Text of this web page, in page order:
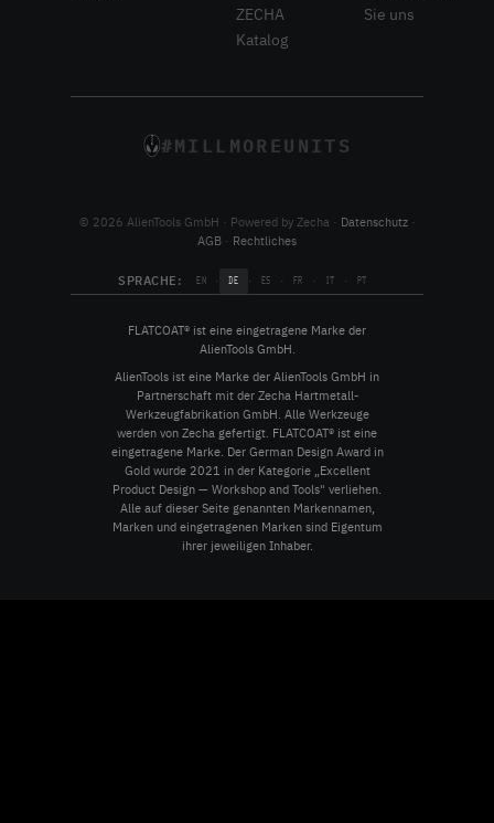
ZECHA
Katalog
Sie uns
#MILLMOREUNITS
© 2026 AlienTools GmbH · Powered by Zecha · Datenschutz·
AGB · Rechtliches
SPRACHE: EN · DE · ES · FR · IT · PT
FLATCOAT® ist eine eingetragene Marke der
AlienTools GmbH.
AlienTools ist eine Marke der AlienTools GmbH in
Partnerschaft mit der Zecha Hartmetall-
Werkzeugfabrikation GmbH. Alle Werkzeuge
werden von Zecha gefertigt. FLATCOAT® ist eine
eingetragene Marke. Der German Design Award in
Gold wurde 2021 in der Kategorie „Excellent
Product Design — Workshop and Tools" verliehen.
Alle auf dieser Seite genannten Markennamen,
Marken und eingetragenen Marken sind Eigentum
ihrer jeweiligen Inhaber.